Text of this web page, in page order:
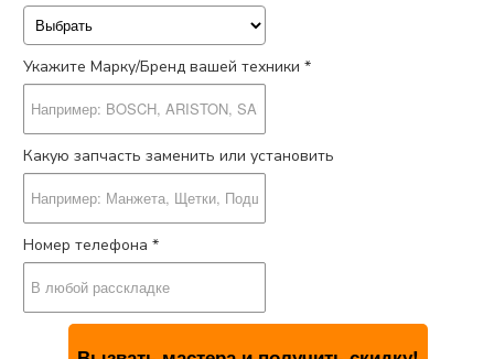
Укажите Марку/Бренд вашей техники *
Какую запчасть заменить или установить
Номер телефона *